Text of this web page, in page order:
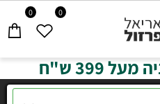
0 0
399 ש"ח